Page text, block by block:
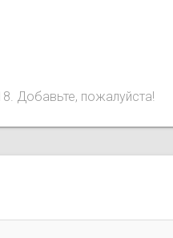
Добавьте, пожалуйста!